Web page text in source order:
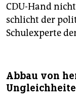
CDU-Hand
schlicht der
Schulexperte
Abbau von